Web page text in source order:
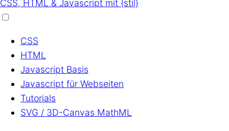
CSS, HTML & Javascript mit {stil}
CSS
HTML
Javascript Basis
Javascript für Webseiten
Tutorials
SVG / 3D-Canvas MathML